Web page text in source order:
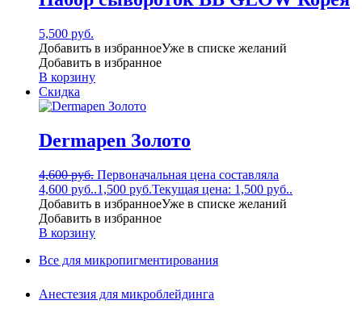
5,500 руб.
Добавить в избранноеУже в списке желаний
Добавить в избранное
В корзину
Скидка
Dermapen Золото
4,600руб. Первоначальная цена составляла
4,600 руб..1,500 руб.Текущая цена: 1,500 руб..
Добавить в избранноеУже в списке желаний
Добавить в избранное
В корзину
Все для микропигментирования
Анестезия для микроблейдинга